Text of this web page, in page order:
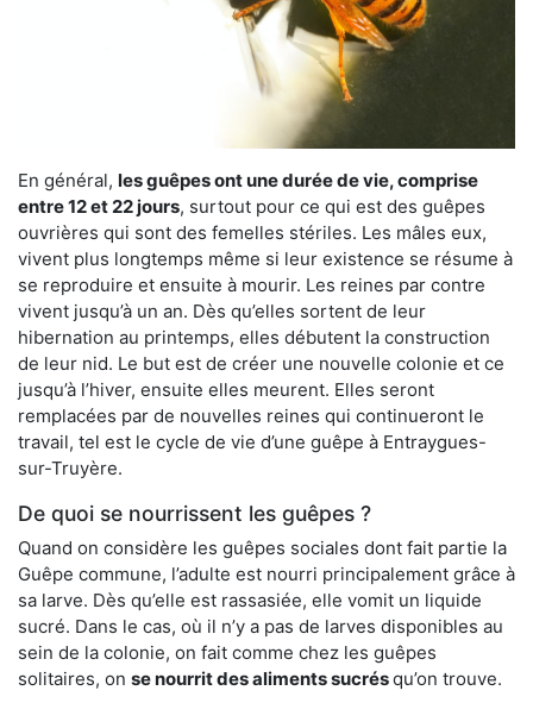
En général, les guêpes ont une durée de vie, comprise
entre 12 et 22 jours, surtout pour ce qui est des guêpes
ouvrières qui sont des femelles stériles. Les mâles eux,
vivent plus longtemps même si leur existence se résume à
se reproduire et ensuite à mourir. Les reines par contre
vivent jusqu’à un an. Dès qu’elles sortent de leur
hibernation au printemps, elles débutent la construction
de leur nid. Le but est de créer une nouvelle colonie et ce
jusqu’à l’hiver, ensuite elles meurent. Elles seront
remplacées par de nouvelles reines qui continueront le
travail, tel est le cycle de vie d’une guêpe à Entraygues-
sur-Truyère.
De quoi se nourrissent les guêpes ?
Quand on considère les guêpes sociales dont fait partie la
Guêpe commune, l’adulte est nourri principalement grâce à
sa larve. Dès qu’elle est rassasiée, elle vomit un liquide
sucré. Dans le cas, où il n’y a pas de larves disponibles au
sein de la colonie, on fait comme chez les guêpes
solitaires, on se nourrit des aliments sucrésqu’on trouve.